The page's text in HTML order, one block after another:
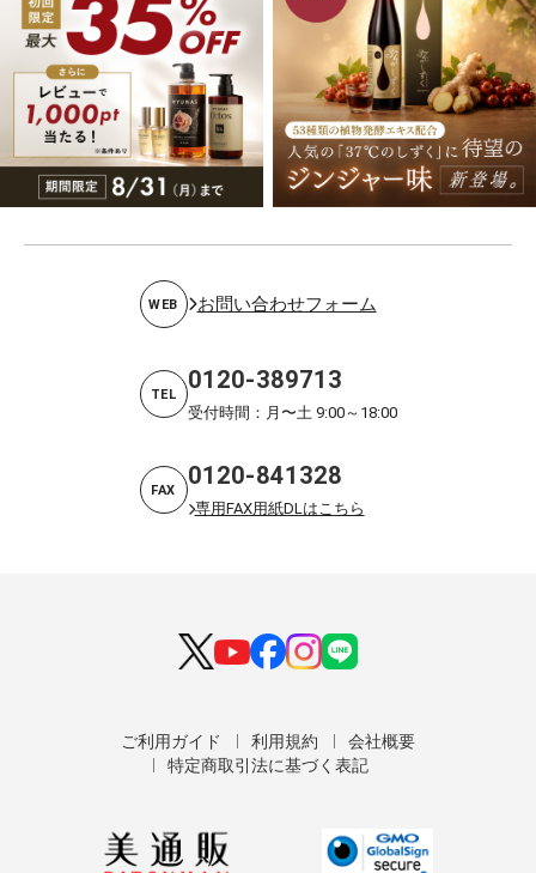
WEB お問い合わせフォーム
TEL 0120-389713
受付時間：月〜土 9:00～18:00
FAX 0120-841328
専用FAX用紙DLはこちら
ご利用ガイド 利用規約
会社概要
特定商取引法に基づく表記